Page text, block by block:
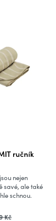
ručník
Kč
nejen
savé, ale také
schnou.